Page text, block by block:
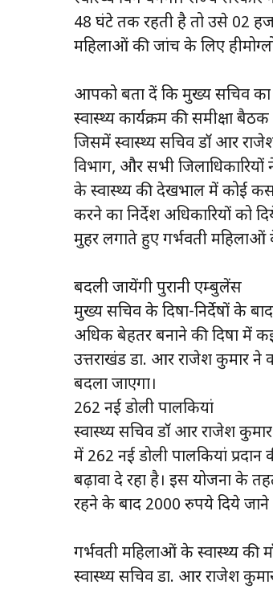
48 घंटे तक रहती है तो उसे 02
महिलाओं की जांच के लिए
आपको बता दें कि मुख्य सचिव का
स्वास्थ्य कार्यक्रम की समीक्षा
जिसमें स्वास्थ्य सचिव डाॅ आर
विभाग, और सभी
के स्वास्थ्य की देखभाल में कोई
करने का निर्देश अधिकारियों को
मुहर लगाते हुए गर्भवती
बदली जायेंगी पुरानी एम्बुलेंस
मुख्य सचिव के दिषा-निर्देषों के
अधिक बेहतर बनाने की दिषा में
उत्तराखंड डा. आर राजेश कुमार ने
बदला जाएगा।
262 नई डोली पालकियां
स्वास्थ्य सचिव डाॅ आर राजेश
में 262 नई डोली पालकियां
बढ़ावा दे रहा है। इस योजना के
रहने के बाद 2000 रुपये दिये जाने
गर्भवती महिलाओं के स्वास्थ्य की
स्वास्थ्य सचिव डा. आर राजेश